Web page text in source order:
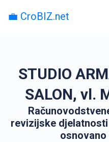
💼 CroBIZ.net
STUDIO
SALON, vl.
revizijske
osnovano